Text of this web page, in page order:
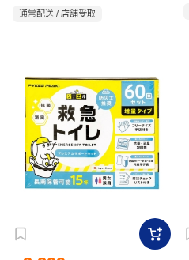
通常配送 / 店舗受取